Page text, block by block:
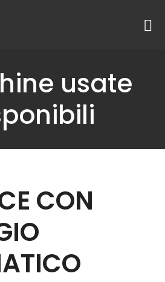
usate
CON